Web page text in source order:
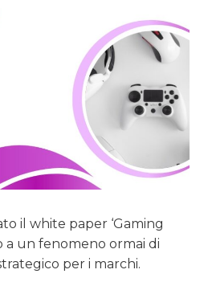
il white paper ‘Gaming
a un fenomeno ormai di
per i marchi.